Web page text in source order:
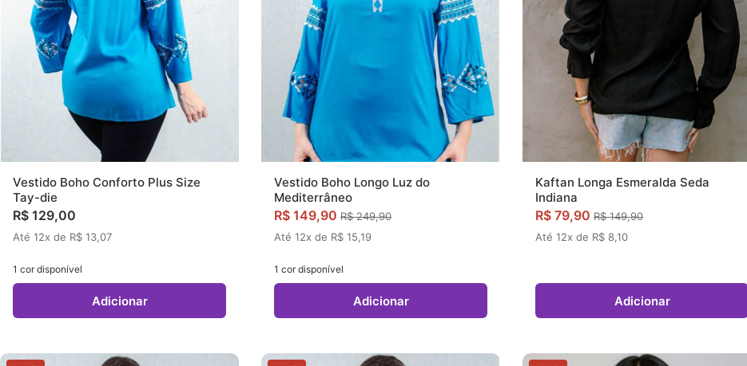
Vestido Boho Conforto Plus Size
Tay-die
R$ 129,00
Até 12x de R$ 13,07
1 cor disponível
Adicionar
Vestido Boho Longo Luz do
Mediterrâneo
R$ 149,90 R$ 249,90
Até 12x de R$ 15,19
1 cor disponível
Adicionar
Kaftan Longa Esmeralda Seda
Indiana
R$ 79,90 R$ 149,90
Até 12x de R$ 8,10
Adicionar